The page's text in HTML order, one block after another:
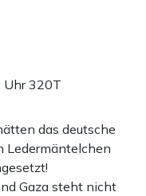
Uhr320T
das deutsche
Ledermäntelchen
Gaza steht nicht